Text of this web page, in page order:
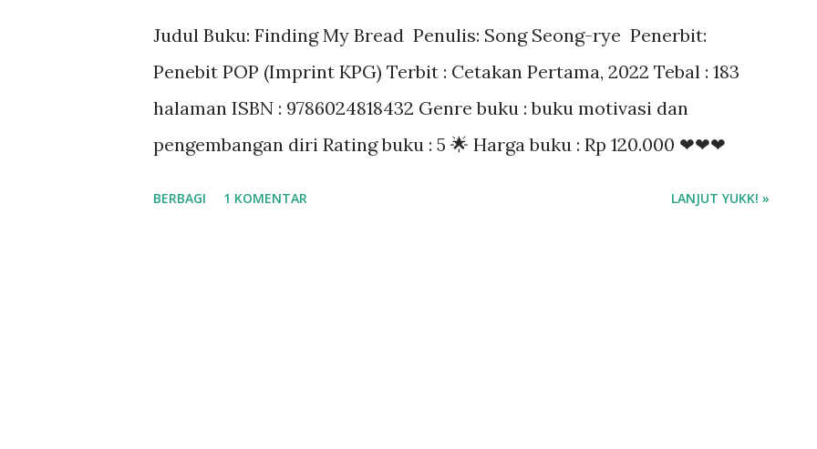
Judul Buku: Finding My Bread Penulis: Song Seong-rye Penerbit:
Penebit POP (Imprint KPG) Terbit : Cetakan Pertama, 2022 Tebal : 183
halaman ISBN : 9786024818432 Genre buku : buku motivasi dan
pengembangan diri Rating buku : 5 🌟 Harga buku : Rp 120.000 ❤❤❤
BERBAGI 1 KOMENTAR LANJUT YUKK! »